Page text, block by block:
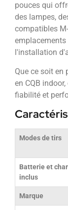
pouces qui
des lampes,
compatibles
emplacements
l'installation
Que ce soit en
en CQB
fiabilité et
Modes de tirs
Batterie et
inclus
Marque